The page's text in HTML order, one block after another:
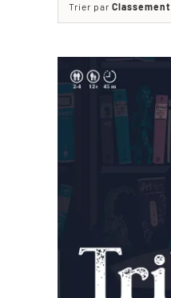
Trier par Classement